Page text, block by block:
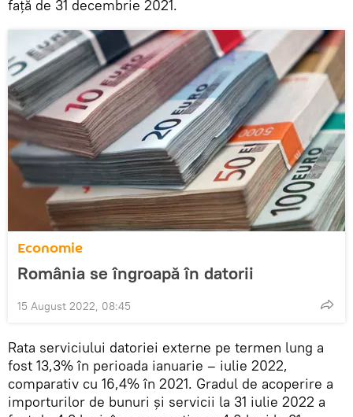
faţă de 31 decembrie 2021.
Economie
România se îngroapă în datorii
15 August 2022, 08:45
Rata serviciului datoriei externe pe termen lung a
fost 13,3% în perioada ianuarie – iulie 2022,
comparativ cu 16,4% în 2021. Gradul de acoperire a
importurilor de bunuri şi servicii la 31 iulie 2022 a